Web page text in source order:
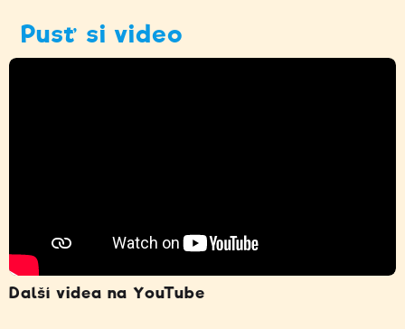
Pusť si video
Další videa na YouTube